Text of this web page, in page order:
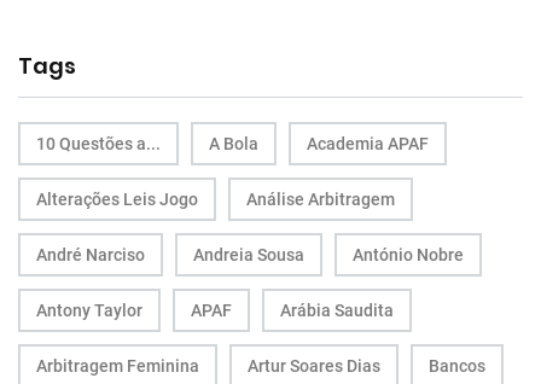
Tags
10 Questões a... A Bola Academia APAF
Alterações Leis Jogo Análise Arbitragem
André Narciso Andreia Sousa António Nobre
Antony Taylor APAF Arábia Saudita
Arbitragem Feminina Artur Soares Dias Bancos